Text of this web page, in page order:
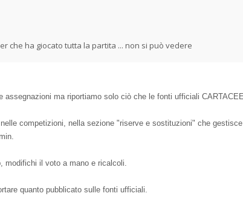
che ha giocato tutta la partita ... non si può vedere
assegnazioni ma riportiamo solo ciò che le fonti ufficiali
competizioni, nella sezione "riserve e sostituzioni" che
modifichi il voto a mano e ricalcoli.
quanto pubblicato sulle fonti ufficiali.